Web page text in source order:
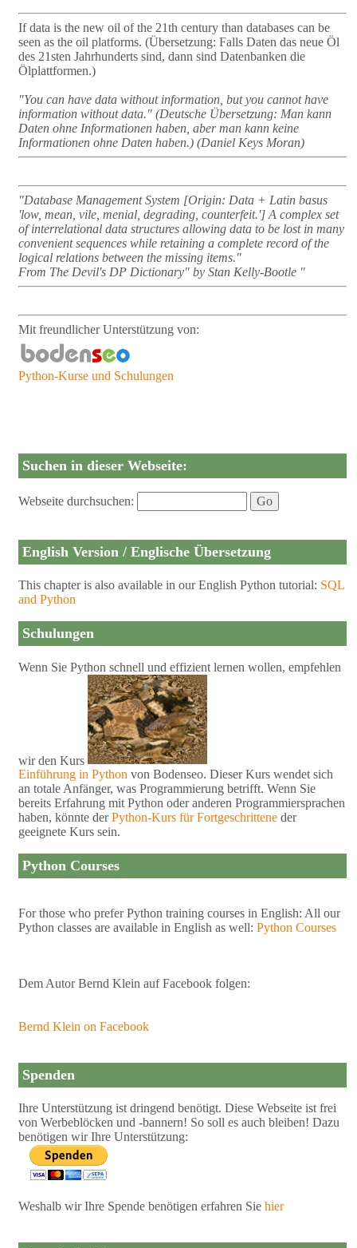
If data is the new oil of the 21th century than databases can be
seen as the oil platforms. (Übersetzung: Falls Daten das neue Öl
des 21sten Jahrhunderts sind, dann sind Datenbanken die
Ölplattformen.)
"You can have data without information, but you cannot have
information without data." (Deutsche Übersetzung: Man kann
Daten ohne Informationen haben, aber man kann keine
Informationen ohne Daten haben.) (Daniel Keys Moran)
"Database Management System [Origin: Data + Latin basus
'low, mean, vile, menial, degrading, counterfeit.'] A complex set
of interrelational data structures allowing data to be lost in many
convenient sequences while retaining a complete record of the
logical relations between the missing items."
From The Devil's DP Dictionary" by Stan Kelly-Bootle "
Mit freundlicher Unterstützung von:
Python-Kurse und Schulungen
Suchen in dieser Webseite:
Webseite durchsuchen:
English Version / Englische Übersetzung
This chapter is also available in our English Python tutorial: SQL
and Python
Schulungen
Wenn Sie Python schnell und effizient lernen wollen, empfehlen
wir den Kurs
Einführung in Python von Bodenseo. Dieser Kurs wendet sich
an totale Anfänger, was Programmierung betrifft. Wenn Sie
bereits Erfahrung mit Python oder anderen Programmiersprachen
haben, könnte derPython-Kurs für Fortgeschrittene der
geeignete Kurs sein.
Python Courses
For those who prefer Python training courses in English: All our
Python classes are available in English as well: Python Courses
Dem Autor Bernd Klein auf Facebook folgen:
Bernd Klein on Facebook
Spenden
Ihre Unterstützung ist dringend benötigt. Diese Webseite ist frei
von Werbeblöcken und -bannern! So soll es auch bleiben! Dazu
benötigen wir Ihre Unterstützung:
Weshalb wir Ihre Spende benötigen erfahren Sie hier